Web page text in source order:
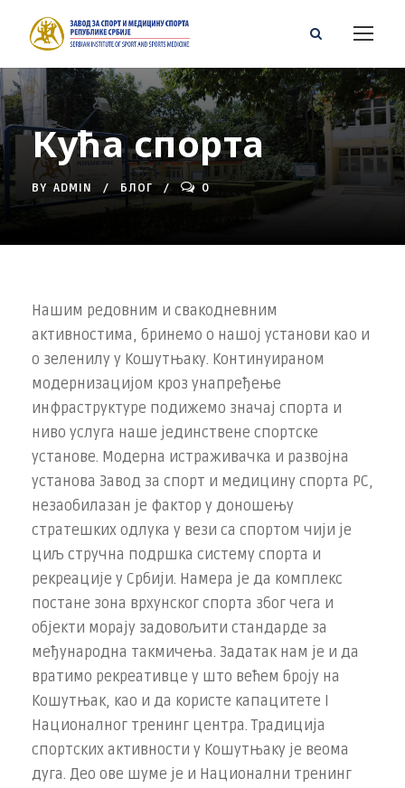
Кућа спорта
BY ADMIN БЛОГ 0
Нашим редовним и свакодневним
активностима, бринемо о нашој установи као и
о зеленилу у Кошутњаку. Континуираном
модернизацијом кроз унапређење
инфраструктуре подижемо значај спорта и
ниво услуга наше јединствене спортске
установе. Модерна истраживачка и развојна
установа Завод за спорт и медицину спорта РС,
незаобилазан је фактор у доношењу
стратешких одлука у вези са спортом чији је
циљ стручна подршка систему спорта и
рекреације у Србији. Намера је да комплекс
постане зона врхунског спорта због чега и
објекти морају задовољити стандарде за
међународна такмичења. Задатак нам је и да
вратимо рекреативце у што већем броју на
Кошутњак, као и да користе капацитете I
Националног тренинг центра. Традиција
спортских активности у Кошутњаку је веома
дуга. Део ове шуме је и Национални тренинг